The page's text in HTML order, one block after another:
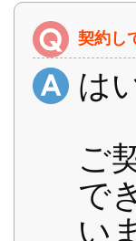
契約し
は
ご
で
い